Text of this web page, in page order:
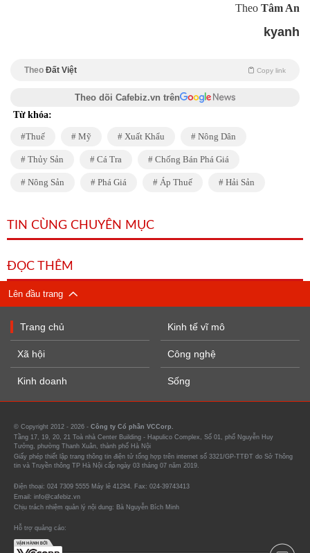
Theo Tâm An
kyanh
Theo Đất Việt Copy link
Theo dõi Cafebiz.vn trên
Từ khóa:
Thuế Mỹ Xuất Khẩu Nông Dân
Thủy Sản Cá Tra Chống Bán Phá Giá
Nông Sản Phá Giá Áp Thuế Hải Sản
TIN CÙNG CHUYÊN MỤC
ĐỌC THÊM
Lên đầu trang
Trang chủ
Xã hội
Kinh doanh
Kinh tế vĩ mô
Công nghệ
Sống
© Copyright 2012 - 2026 - Công ty Cổ phần VCCorp.
Tầng 17, 19, 20, 21 Toà nhà Center Building - Hapulico Complex, Số 01, phố Nguyễn Huy
Tưởng, phường Thanh Xuân, thành phố Hà Nội
Giấy phép thiết lập trang thông tin điện tử tổng hợp trên internet số 3321/GP-TTĐT do Sở Thông
tin và Truyền thông TP Hà Nội cấp ngày 03 tháng 07 năm 2019.
Điện thoại: 024 7309 5555 Máy lẻ 41294. Fax: 024-39743413
Email: info@cafebiz.vn
Chịu trách nhiệm quản lý nội dung: Bà Nguyễn Bích Minh
Hỗ trợ quảng cáo: